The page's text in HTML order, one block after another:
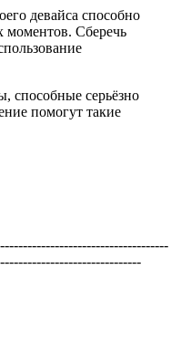
девайса способно
моментов. Сберечь
способные серьёзно
помогут такие